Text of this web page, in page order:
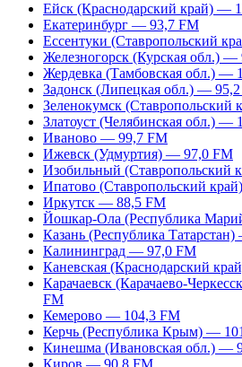
Ейск (Краснодарский край) —
Екатеринбург — 93,7 FM
Ессентуки (Ставропольский
Железногорск (Курская обл.) —
Жердевка (Тамбовская обл.) —
Задонск (Липецкая обл.) —
Зеленокумск
Златоуст (Челябинская обл.) —
Иваново — 99,7 FM
Ижевск (Удмуртия) — 97,0 FM
Изобильный (Ставропольский
Ипатово (Ставропольский
Иркутск — 88,5 FM
Йошкар-Ола (Республика
Казань (Республика
Калининград — 97,0 FM
Каневская (Краснодарский
Карачаевск (Карачаево-
FM
Кемерово — 104,3 FM
Керчь (Республика Крым) —
Кинешма (Ивановская обл.) —
Киров — 90,8 FM